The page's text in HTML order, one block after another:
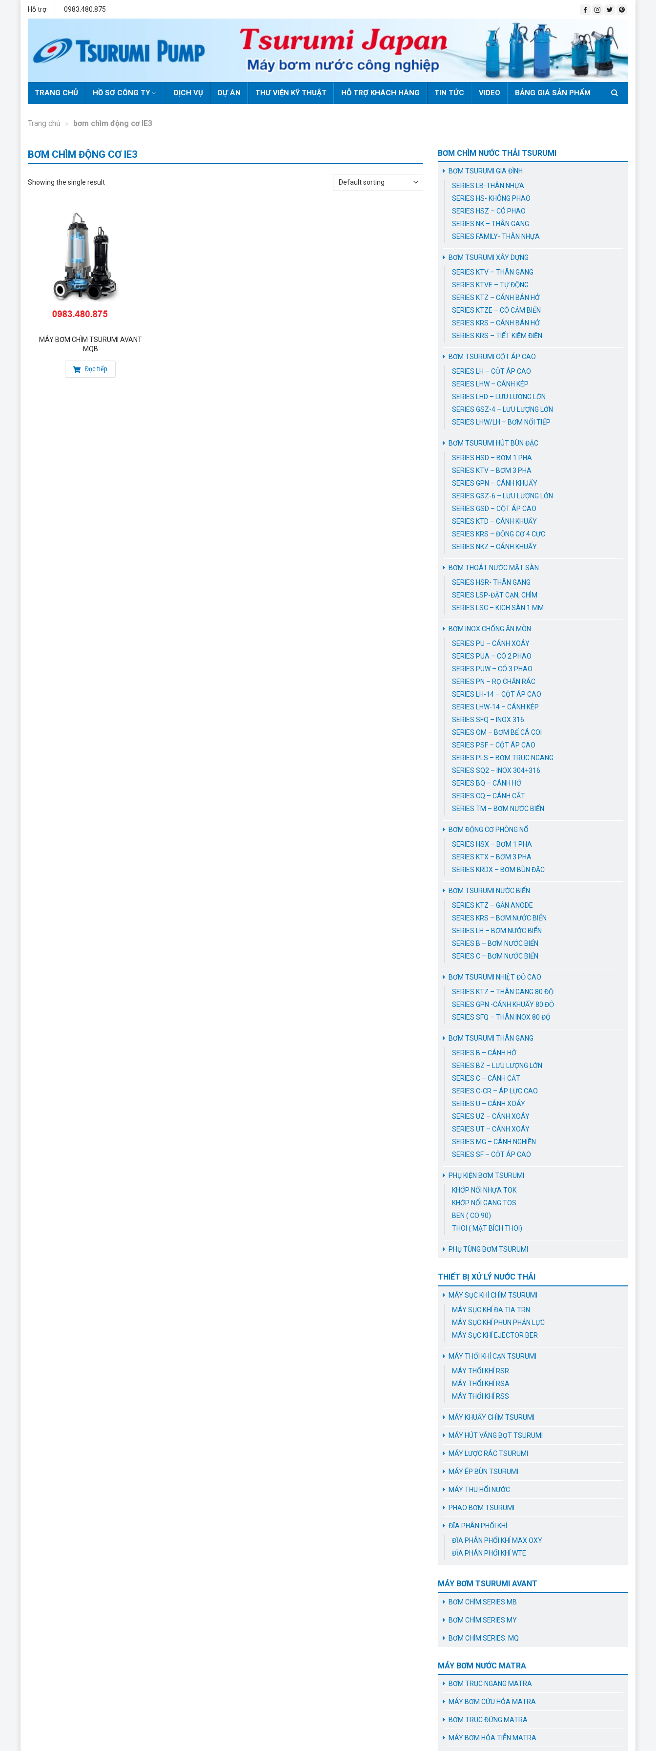
Hỗ trợ 0983.480.875
TRANG CHỦ HỒ SƠ CÔNG TY DỊCH VỤ DỰ ÁN THƯ VIỆN KỸ THUẬT HỖ TRỢ KHÁCH HÀNG TIN TỨC VIDEO BẢNG GIÁ SẢN PHẨM
Trang chủ » bơm chìm động cơ IE3
BƠM CHÌM ĐỘNG CƠ IE3
Showing the single result
MÁY BƠM CHÌM TSURUMI AVANT
MQB
Đọc tiếp
BƠM CHÌM NƯỚC THẢI TSURUMI
BƠM TSURUMI GIA ĐÌNH
SERIES LB-THÂN NHỰA
SERIES HS- KHÔNG PHAO
SERIES HSZ – CÓ PHAO
SERIES NK – THÂN GANG
SERIES FAMILY- THÂN NHỰA
BƠM TSURUMI XÂY DỰNG
SERIES KTV – THÂN GANG
SERIES KTVE – TỰ ĐỘNG
SERIES KTZ – CÁNH BÁN HỞ
SERIES KTZE – CÓ CẢM BIẾN
SERIES KRS – CÁNH BÁN HỞ
SERIES KRS – TIẾT KIỆM ĐIỆN
BƠM TSURUMI CỘT ÁP CAO
SERIES LH – CỘT ÁP CAO
SERIES LHW – CÁNH KÉP
SERIES LHD – LƯU LƯỢNG LỚN
SERIES GSZ-4 – LƯU LƯỢNG LỚN
SERIES LHW/LH – BƠM NỐI TIẾP
BƠM TSURUMI HÚT BÙN ĐẶC
SERIES HSD – BƠM 1 PHA
SERIES KTV – BƠM 3 PHA
SERIES GPN – CÁNH KHUẤY
SERIES GSZ-6 – LƯU LƯỢNG LỚN
SERIES GSD – CỘT ÁP CAO
SERIES KTD – CÁNH KHUẤY
SERIES KRS – ĐỘNG CƠ 4 CỰC
SERIES NKZ – CÁNH KHUẤY
BƠM THOÁT NƯỚC MẶT SÀN
SERIES HSR- THÂN GANG
SERIES LSP-ĐẶT CẠN, CHÌM
SERIES LSC – KỊCH SÀN 1 MM
BƠM INOX CHỐNG ĂN MÒN
SERIES PU – CÁNH XOÁY
SERIES PUA – CÓ 2 PHAO
SERIES PUW – CÓ 3 PHAO
SERIES PN – RỌ CHẮN RÁC
SERIES LH-14 – CỘT ÁP CAO
SERIES LHW-14 – CÁNH KÉP
SERIES SFQ – INOX 316
SERIES OM – BƠM BỂ CÁ COI
SERIES PSF – CỘT ÁP CAO
SERIES PLS – BƠM TRỤC NGANG
SERIES SQ2 – INOX 304+316
SERIES BQ – CÁNH HỞ
SERIES CQ – CÁNH CẮT
SERIES TM – BƠM NƯỚC BIỂN
BƠM ĐỘNG CƠ PHÒNG NỔ
SERIES HSX – BƠM 1 PHA
SERIES KTX – BƠM 3 PHA
SERIES KRDX – BƠM BÙN ĐẶC
BƠM TSURUMI NƯỚC BIỂN
SERIES KTZ – GẮN ANODE
SERIES KRS – BƠM NƯỚC BIỂN
SERIES LH – BƠM NƯỚC BIỂN
SERIES B – BƠM NƯỚC BIỂN
SERIES C – BƠM NƯỚC BIỂN
BƠM TSURUMI NHIỆT ĐỘ CAO
SERIES KTZ – THÂN GANG 80 ĐỘ
SERIES GPN -CÁNH KHUẤY 80 ĐỘ
SERIES SFQ – THÂN INOX 80 ĐỘ
BƠM TSURUMI THÂN GANG
SERIES B – CÁNH HỞ
SERIES BZ – LƯU LƯỢNG LỚN
SERIES C – CÁNH CẮT
SERIES C-CR – ÁP LỰC CAO
SERIES U – CÁNH XOÁY
SERIES UZ – CÁNH XOÁY
SERIES UT – CÁNH XOÁY
SERIES MG – CÁNH NGHIỀN
SERIES SF – CỘT ÁP CAO
PHỤ KIỆN BƠM TSURUMI
KHỚP NỐI NHỰA TOK
KHỚP NỐI GANG TOS
BEN ( CO 90)
THOI ( MẶT BÍCH THOI)
PHỤ TÙNG BƠM TSURUMI
THIẾT BỊ XỬ LÝ NƯỚC THẢI
MÁY SỤC KHÍ CHÌM TSURUMI
MÁY SỤC KHÍ ĐA TIA TRN
MÁY SỤC KHÍ PHUN PHẢN LỰC
MÁY SỤC KHÍ EJECTOR BER
MÁY THỔI KHÍ CẠN TSURUMI
MÁY THỔI KHÍ RSR
MÁY THỔI KHÍ RSA
MÁY THỔI KHÍ RSS
MÁY KHUẤY CHÌM TSURUMI
MÁY HÚT VÁNG BỌT TSURUMI
MÁY LƯỢC RÁC TSURUMI
MÁY ÉP BÙN TSURUMI
MÁY THU HỔI NƯỚC
PHAO BƠM TSURUMI
ĐĨA PHÂN PHỐI KHÍ
ĐĨA PHÂN PHỐI KHÍ MAX OXY
ĐĨA PHÂN PHỐI KHÍ WTE
MÁY BƠM TSURUMI AVANT
BƠM CHÌM SERIES MB
BƠM CHÌM SERIES MY
BƠM CHÌM SERIES: MQ
MÁY BƠM NƯỚC MATRA
BƠM TRỤC NGANG MATRA
MÁY BƠM CỨU HỎA MATRA
BƠM TRỤC ĐỨNG MATRA
MÁY BƠM HỎA TIỄN MATRA